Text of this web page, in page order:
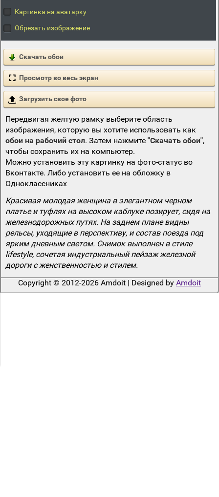
Картинка на аватарку
Обрезать изображение
Скачать обои
Просмотр во весь экран
Загрузить свое фото
Передвигая желтую рамку выберите область
изображения, которую вы хотите использовать как
обои на рабочий стол. Затем нажмите "Скачать обои",
чтобы сохранить их на компьютер.
Можно установить эту картинку на фото-статус во
Вконтакте. Либо установить ее на обложку в
Одноклассниках
Красивая молодая женщина в элегантном черном
платье и туфлях на высоком каблуке позирует, сидя на
железнодорожных путях. На заднем плане видны
рельсы, уходящие в перспективу, и состав поезда под
ярким дневным светом. Снимок выполнен в стиле
lifestyle, сочетая индустриальный пейзаж железной
дороги с женственностью и стилем.
Copyright © 2012-2026 Amdoit | Designed by Amdoit